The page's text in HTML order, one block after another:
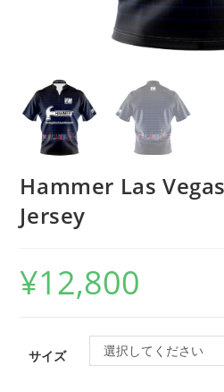
Hammer Las
Jersey
¥12,800
サイズ 選択してください